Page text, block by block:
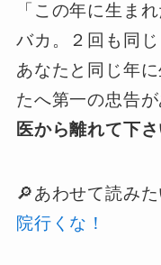
「この年に生ま
バカ。２回も同
あなたと同じ年
たへ第一の忠告
医から離れて下さ
🔎あわせて読みた
院行くな！